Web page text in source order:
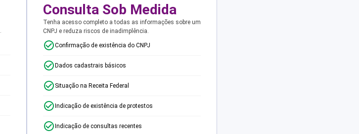
Consulta Sob Medida
Tenha acesso completo a todas as informações sobre um
CNPJ e reduza riscos de inadimplência.
Confirmação de existência do CNPJ
Dados cadastrais básicos
Situação na Receita Federal
Indicação de existência de protestos
Indicação de consultas recentes